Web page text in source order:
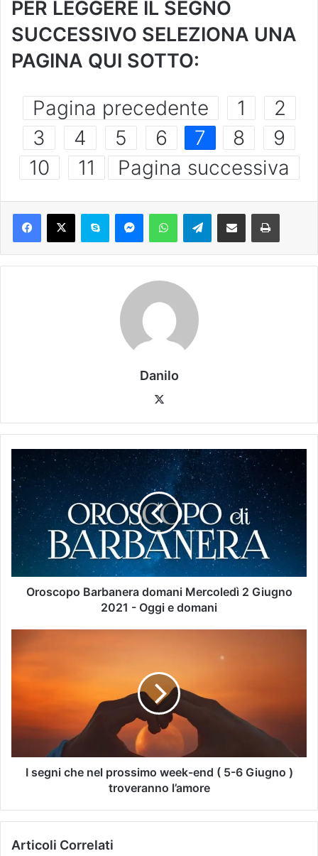
PER LEGGERE IL SEGNO
SUCCESSIVO SELEZIONA UNA
PAGINA QUI SOTTO:
Pagina precedente 1
2
3
4 5 6 7 8
9
10
11 Pagina successiva
Danilo
Oroscopo Barbanera domani Mercoledì 2 Giugno
2021 - Oggi e domani
I segni che nel prossimo week-end ( 5-6 Giugno )
troveranno l’amore
Articoli Correlati